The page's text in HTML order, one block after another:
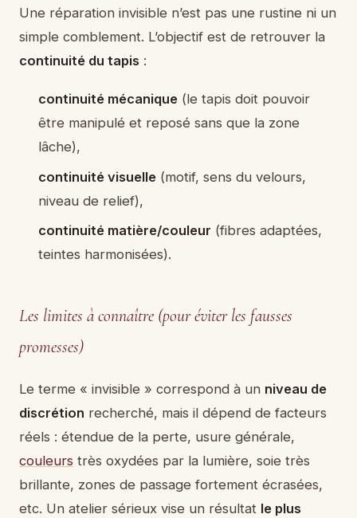
Une réparation invisible n’est pas une rustine ni un
simple comblement. L’objectif est de retrouver la
continuité du tapis :
continuité mécanique(le tapis doit pouvoir
être manipulé et reposé sans que la zone
lâche),
continuité visuelle(motif, sens du velours,
niveau de relief),
continuité matière/couleur (fibres adaptées,
teintes harmonisées).
Les limites à connaître (pour éviter les fausses
promesses)
Le terme « invisible » correspond à un niveau de
discrétion recherché, mais il dépend de facteurs
réels : étendue de la perte, usure générale,
couleurs très oxydées par la lumière, soie très
brillante, zones de passage fortement écrasées,
etc. Un atelier sérieux vise un résultat le plus